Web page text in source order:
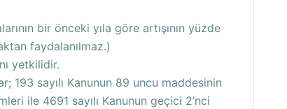
bir önceki yıla göre artışının yüzde
faydalanılmaz.)
yetkilidir.
193 sayılı Kanunun 89 uncu maddesinin
ile 4691 sayılı Kanunun geçici 2’nci